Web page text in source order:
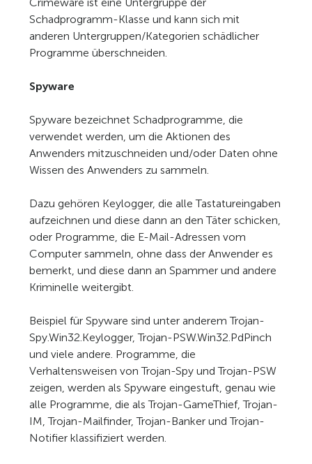
Schadprogramm-Klasse und kann sich mit
anderen Untergruppen/Kategorien schädlicher
Programme überschneiden.
Spyware
Spyware bezeichnet Schadprogramme, die
verwendet werden, um die Aktionen des
Anwenders mitzuschneiden und/oder Daten ohne
Wissen des Anwenders zu sammeln.
Dazu gehören Keylogger, die alle Tastatureingaben
aufzeichnen und diese dann an den Täter schicken,
oder Programme, die E-Mail-Adressen vom
Computer sammeln, ohne dass der Anwender es
bemerkt, und diese dann an Spammer und andere
Kriminelle weitergibt.
Beispiel für Spyware sind unter anderem Trojan-
Spy.Win32.Keylogger, Trojan-PSW.Win32.PdPinch
und viele andere. Programme, die
Verhaltensweisen von Trojan-Spy und Trojan-PSW
zeigen, werden als Spyware eingestuft, genau wie
alle Programme, die als Trojan-GameThief, Trojan-
IM, Trojan-Mailfinder, Trojan-Banker und Trojan-
Notifier klassifiziert werden.